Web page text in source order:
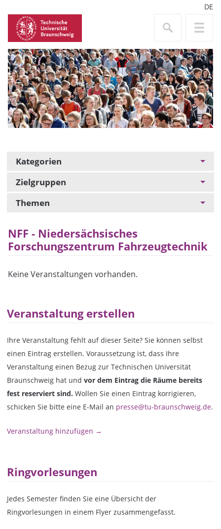
DE
Kategorien
Zielgruppen
Themen
NFF - Niedersächsisches
Forschungszentrum Fahrzeugtechnik
Keine Veranstaltungen vorhanden.
Veranstaltung erstellen
Ihre Veranstaltung fehlt auf dieser Seite? Sie können selbst
einen Eintrag erstellen. Voraussetzung ist, dass Ihre
Veranstaltung einen Bezug zur Technischen Universität
Braunschweig hat undvor dem Eintrag die Räume bereits
fest reserviert sind. Wollen Sie einen Eintrag korrigieren,
schicken Sie bitte eine E-Mail an presse@tu-braunschweig.de.
Veranstaltung hinzufügen →
Ringvorlesungen
Jedes Semester finden Sie eine Übersicht der
Ringvorlesungen in einem Flyer zusammengefasst.